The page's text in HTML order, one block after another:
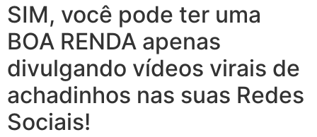
SIM, você pode ter uma
BOA RENDA apenas
divulgando vídeos virais de
achadinhos nas suas Redes
Sociais!